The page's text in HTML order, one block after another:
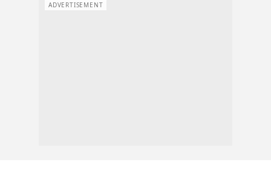
ADVERTISEMENT